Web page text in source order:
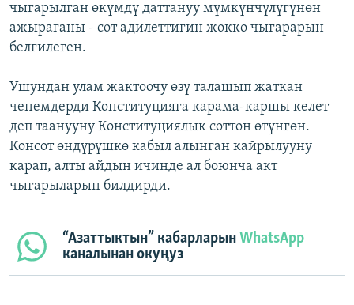
чыгарылган өкүмдү даттануу мүмкүнчүлүгүнөн
ажыраганы - сот адилеттигин жокко чыгарарын
белгилеген.
Ушундан улам жактоочу өзү талашып жаткан
ченемдерди Конституцияга карама-каршы келет
деп таанууну Конституциялык соттон өтүнгөн.
Консот өндүрүшкө кабыл алынган кайрылууну
карап, алты айдын ичинде ал боюнча акт
чыгарыларын билдирди.
“Азаттыктын” кабарларынWhatsApp
каналынан окуңуз